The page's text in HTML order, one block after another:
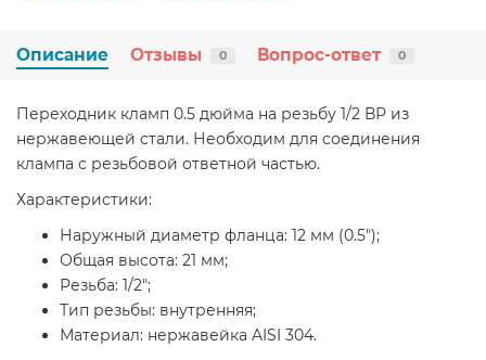
Описание Отзывы 0 Вопрос-ответ 0
Переходник кламп 0.5 дюйма на резьбу 1/2 ВР из
нержавеющей стали. Необходим для соединения
клампа с резьбовой ответной частью.
Характеристики:
Наружный диаметр фланца: 12 мм (0.5");
Общая высота: 21 мм;
Резьба: 1/2";
Тип резьбы: внутренняя;
Материал: нержавейка AISI 304.